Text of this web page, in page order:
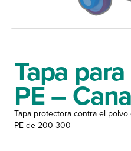
Tapa
PE –
Tapa protectora contra el
PE de 200-300